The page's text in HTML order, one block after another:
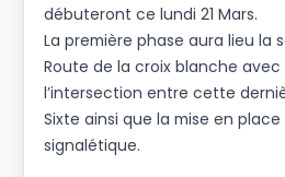
débuteront ce lundi 21 Mars.
La première phase aura lieu la
Route de la croix blanche
l’intersection entre cette
Sixte ainsi que la mise en
signalétique.